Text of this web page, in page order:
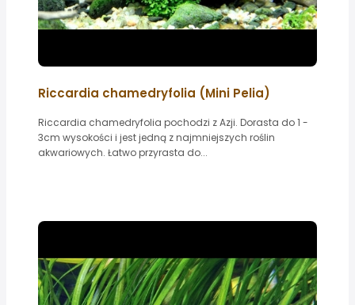
Riccardia chamedryfolia (Mini Pelia)
Riccardia chamedryfolia pochodzi z Azji. Dorasta do 1 -
3cm wysokości i jest jedną z najmniejszych roślin
akwariowych. Łatwo przyrasta do...